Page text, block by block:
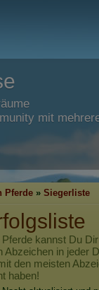
mit
Pferde » Siegerliste
kannst Du
Abzeichen in jeder
den meisten
haben!